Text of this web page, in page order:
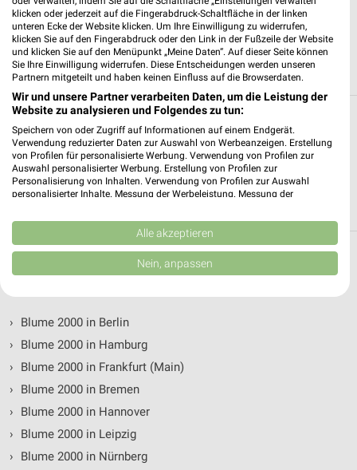
Alle Filialen, Adressen und Öffnungszeiten
von Blume 2000 in und um Garbsen
Du suchst die nächste Filiale von Blume 2000 in Garbsen. Hier
siehst Du alle Blume 2000 Filialen in der Umgebung von
Blume 2000 Filialen & Öffnungszeiten in
›
Blume 2000 in Berlin
›
Blume 2000 in Hamburg
›
Blume 2000 in Frankfurt (Main)
›
Blume 2000 in Bremen
›
Blume 2000 in Hannover
›
Blume 2000 in Leipzig
›
Blume 2000 in Nürnberg
klicken oder jederzeit auf die Fingerabdruck-Schaltfläche in der linken
unteren Ecke der Website klicken. Um Ihre Einwilligung zu widerrufen,
klicken Sie auf den Fingerabdruck oder den Link in der Fußzeile der Website
und klicken Sie auf den Menüpunkt „Meine Daten“. Auf dieser Seite können
Sie Ihre Einwilligung widerrufen. Diese Entscheidungen werden unseren
Partnern mitgeteilt und haben keinen Einfluss auf die Browserdaten.
Wir und unsere Partner verarbeiten Daten, um die Leistung der
Website zu analysieren und Folgendes zu tun:
Speichern von oder Zugriff auf Informationen auf einem Endgerät.
Verwendung reduzierter Daten zur Auswahl von Werbeanzeigen. Erstellung
von Profilen für personalisierte Werbung. Verwendung von Profilen zur
Auswahl personalisierter Werbung. Erstellung von Profilen zur
Personalisierung von Inhalten. Verwendung von Profilen zur Auswahl
personalisierter Inhalte. Messung der Werbeleistung. Messung der
Kombinationen von Daten aus verschiedenen Quellen. Entwicklung und
Verbesserung der Angebote. Verwendung reduzierter Daten zur Auswahl
von Inhalten.
Daten können außerhalb der Europäischen Union weitergegeben und in die
USA gesendet werden.
Website/App.
Partnerliste anzeigen (1 IAB-Anbieter)
Wir nutzen Ihre Daten für folgende Zwecke:
IAB-Verarbeitungszwecke:
Speichern von oder Zugriff auf Informationen
Verwendung reduzierter Daten zur Auswahl von
Alle akzeptieren
Nein, anpassen